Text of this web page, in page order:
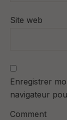
Site web
Enregistrer
navigateur
Comment